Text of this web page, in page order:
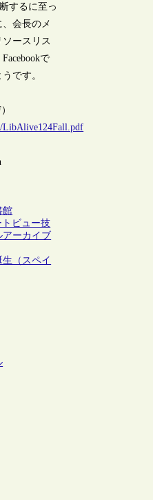
するに至っ
会長のメ
ースリス
で
です。
LibAlive124Fall.pdf
館
トビュー技
ーカイブ
（スペイ